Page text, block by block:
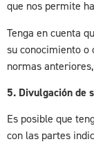
que nos permite
Tenga en cuenta
su conocimiento o
normas
5. Divulgación de
Es posible que
con las partes